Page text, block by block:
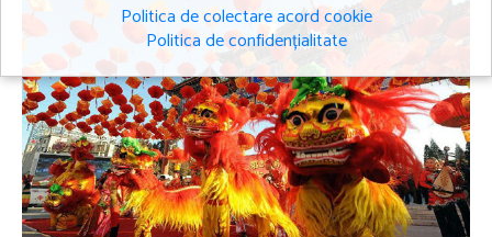
Politica de colectare acord cookie
Politica de confidențialitate